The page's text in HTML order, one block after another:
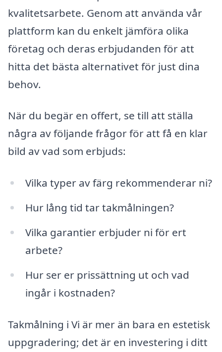
kvalitetsarbete. Genom att använda vår
plattform kan du enkelt jämföra olika
företag och deras erbjudanden för att
hitta det bästa alternativet för just dina
behov.
När du begär en offert, se till att ställa
några av följande frågor för att få en klar
bild av vad som erbjuds:
Vilka typer av färg rekommenderar ni?
Hur lång tid tar takmålningen?
Vilka garantier erbjuder ni för ert
arbete?
Hur ser er prissättning ut och vad
ingår i kostnaden?
Takmålning i Vi är mer än bara en estetisk
uppgradering; det är en investering i ditt